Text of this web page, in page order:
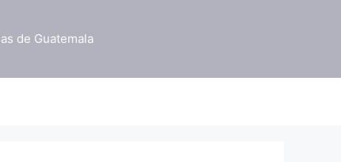
de Guatemala